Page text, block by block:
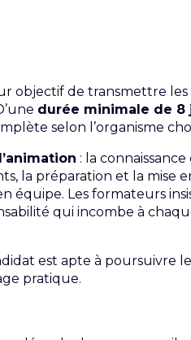
objectif de transmettre les
durée minimale de 8
selon l’organisme
: la connaissance
la préparation et la mise
équipe. Les formateurs
qui incombe à
est apte à poursuivre
pratique.